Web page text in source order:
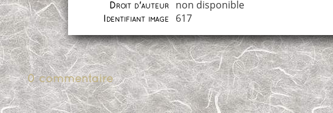
Droit d'auteur non disponible
Identifiant image 617
0 commentaire